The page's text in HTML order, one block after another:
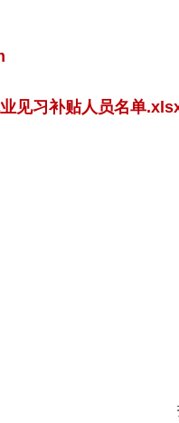
见习补贴人员名单
区沣
年